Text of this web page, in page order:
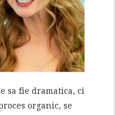
sa fie dramatica, ci
organic, se